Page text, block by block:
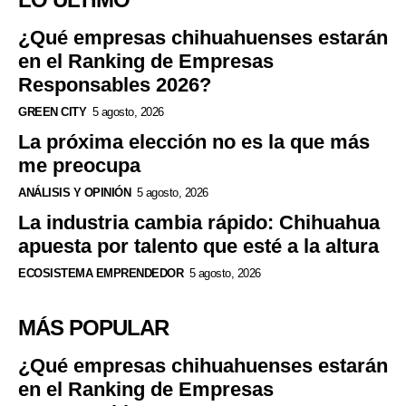
¿Qué empresas chihuahuenses estarán
en el Ranking de Empresas
Responsables 2026?
GREEN CITY 5 agosto, 2026
La próxima elección no es la que más
me preocupa
ANÁLISIS Y OPINIÓN 5 agosto, 2026
La industria cambia rápido: Chihuahua
apuesta por talento que esté a la altura
ECOSISTEMA EMPRENDEDOR 5 agosto, 2026
MÁS POPULAR
¿Qué empresas chihuahuenses estarán
en el Ranking de Empresas